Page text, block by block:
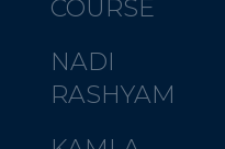
COURSE
NADI
RASHYAM